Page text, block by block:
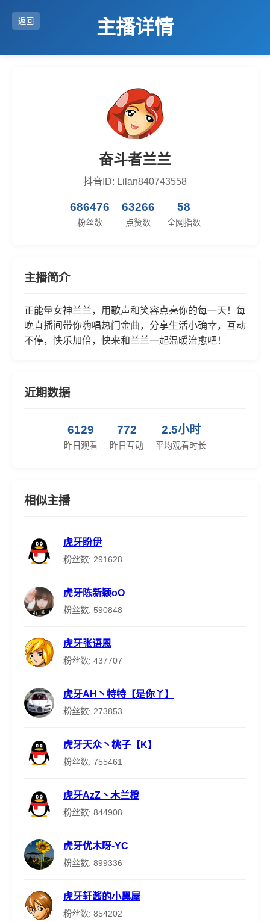
返回 主播详情
奋斗者兰兰
抖音ID: Lilan840743558
686476
粉丝数
63266
点赞数
58
全网指数
主播简介
正能量女神兰兰，用歌声和笑容点亮你的每一天！每
晚直播间带你嗨唱热门金曲，分享生活小确幸，互动
不停，快乐加倍，快来和兰兰一起温暖治愈吧！
近期数据
6129
昨日观看
772
昨日互动
2.5小时
平均观看时长
相似主播
虎牙盼伊
粉丝数: 291628
虎牙陈新颖oO
粉丝数: 590848
虎牙张语恩
粉丝数: 437707
虎牙AH丶特特【是你丫】
粉丝数: 273853
虎牙天众丶桃子【K】
粉丝数: 755461
虎牙AzZ丶木兰橙
粉丝数: 844908
虎牙优木呀-YC
粉丝数: 899336
虎牙轩酱的小黑屋
粉丝数: 854202